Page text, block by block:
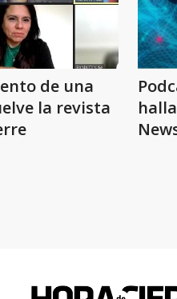
de una
la revista